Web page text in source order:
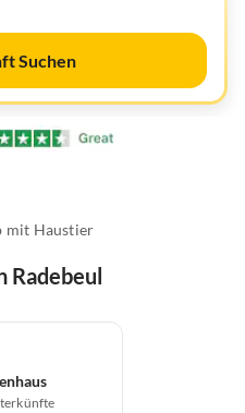
Suchen
mit Haustier
Radebeul